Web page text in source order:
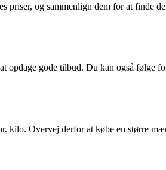
priser, og sammenlign dem for at finde
gode tilbud. Du kan også følge
kilo. Overvej derfor at købe en større